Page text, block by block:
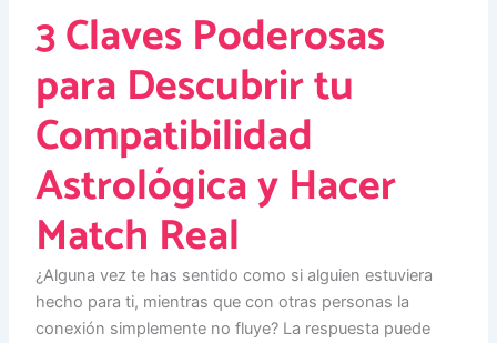
3 Claves Poderosas
para Descubrir tu
Compatibilidad
Astrológica y Hacer
Match Real
¿Alguna vez te has sentido como si alguien estuviera
hecho para ti, mientras que con otras personas la
conexión simplemente no fluye? La respuesta puede